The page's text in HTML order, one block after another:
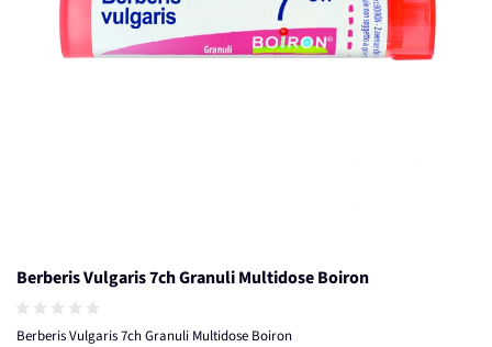
Berberis Vulgaris 7ch Granuli Multidose Boiron
Berberis Vulgaris 7ch Granuli Multidose Boiron